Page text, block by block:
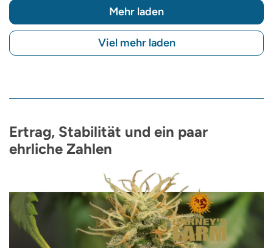
Mehr laden
Viel mehr laden
Ertrag, Stabilität und ein paar
ehrliche Zahlen